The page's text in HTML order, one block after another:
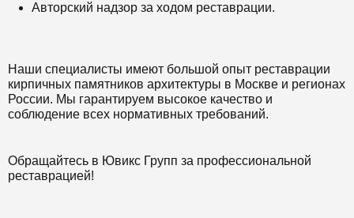
Авторский надзор за ходом реставрации.
Наши специалисты имеют большой опыт реставрации
кирпичных памятников архитектуры в Москве и регионах
России. Мы гарантируем высокое качество и
соблюдение всех нормативных требований.
Обращайтесь в Ювикс Групп за профессиональной
реставрацией!